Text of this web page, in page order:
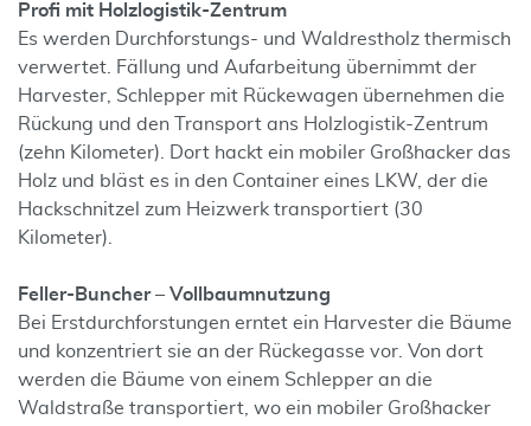
Profi mit Holzlogistik-Zentrum
Es werden Durchforstungs- und Waldrestholz thermisch
verwertet. Fällung und Aufarbeitung übernimmt der
Harvester, Schlepper mit Rückewagen übernehmen die
Rückung und den Transport ans Holzlogistik-Zentrum
(zehn Kilometer). Dort hackt ein mobiler Großhacker das
Holz und bläst es in den Container eines LKW, der die
Hackschnitzel zum Heizwerk transportiert (30
Kilometer).
Feller-Buncher – Vollbaumnutzung
Bei Erstdurchforstungen erntet ein Harvester die Bäume
und konzentriert sie an der Rückegasse vor. Von dort
werden die Bäume von einem Schlepper an die
Waldstraße transportiert, wo ein mobiler Großhacker